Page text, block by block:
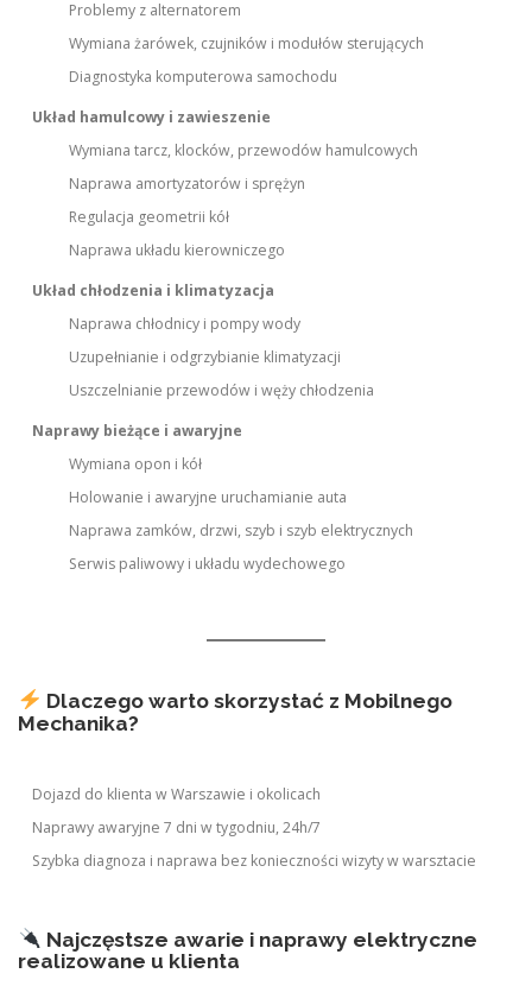
Problemy z alternatorem
Wymiana żarówek, czujników i modułów sterujących
Diagnostyka komputerowa samochodu
Układ hamulcowy i zawieszenie
Wymiana tarcz, klocków, przewodów hamulcowych
Naprawa amortyzatorów i sprężyn
Regulacja geometrii kół
Naprawa układu kierowniczego
Układ chłodzenia i klimatyzacja
Naprawa chłodnicy i pompy wody
Uzupełnianie i odgrzybianie klimatyzacji
Uszczelnianie przewodów i węży chłodzenia
Naprawy bieżące i awaryjne
Wymiana opon i kół
Holowanie i awaryjne uruchamianie auta
Naprawa zamków, drzwi, szyb i szyb elektrycznych
Serwis paliwowy i układu wydechowego
Dlaczego warto skorzystać z Mobilnego
Mechanika?
Dojazd do klienta w Warszawie i okolicach
Naprawy awaryjne 7 dni w tygodniu, 24h/7
Szybka diagnoza i naprawa bez konieczności wizyty w warsztacie
Najczęstsze awarie i naprawy elektryczne
realizowane u klienta